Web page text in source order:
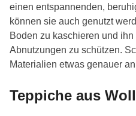
einen entspannenden,
können sie auch genutzt
Boden zu kaschieren und
Abnutzungen zu schützen.
Materialien etwas genauer
Teppiche aus